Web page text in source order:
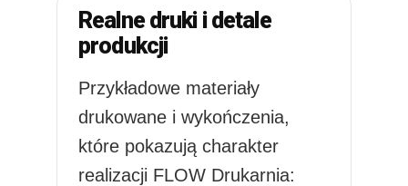
Realne druki i detale
produkcji
Przykładowe materiały
drukowane i wykończenia,
które pokazują charakter
realizacji FLOW Drukarnia: